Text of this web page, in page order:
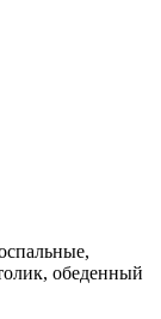
обеденный